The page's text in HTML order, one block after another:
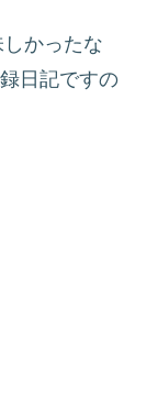
かったな
日記ですの